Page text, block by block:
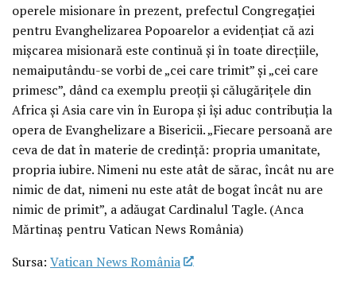
operele misionare în prezent, prefectul Congregației
pentru Evanghelizarea Popoarelor a evidențiat că azi
mișcarea misionară este continuă și în toate direcțiile,
nemaiputându-se vorbi de „cei care trimit” și „cei care
primesc”, dând ca exemplu preoții și călugărițele din
Africa și Asia care vin în Europa și își aduc contribuția la
opera de Evanghelizare a Bisericii. „Fiecare persoană are
ceva de dat în materie de credință: propria umanitate,
propria iubire. Nimeni nu este atât de sărac, încât nu are
nimic de dat, nimeni nu este atât de bogat încât nu are
nimic de primit”, a adăugat Cardinalul Tagle. (Anca
Mărtinaș pentru Vatican News România)
Sursa: Vatican News România